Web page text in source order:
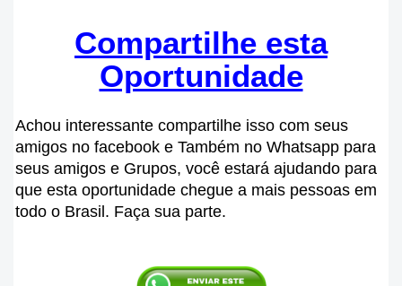
Compartilhe esta
Oportunidade
Achou interessante compartilhe isso com seus
amigos no facebook e Também no Whatsapp para
seus amigos e Grupos, você estará ajudando para
que esta oportunidade chegue a mais pessoas em
todo o Brasil. Faça sua parte.